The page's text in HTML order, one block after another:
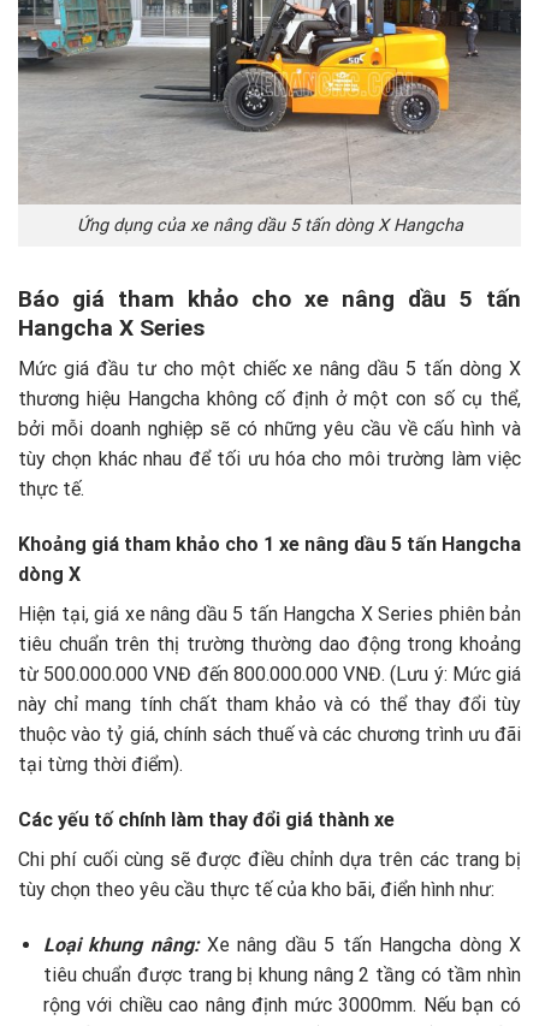
Ứng dụng của xe nâng dầu 5 tấn dòng X Hangcha
Báo giá tham khảo cho xe nâng dầu 5 tấn
Hangcha X Series
Mức giá đầu tư cho một chiếc xe nâng dầu 5 tấn dòng X
thương hiệu Hangcha không cố định ở một con số cụ thể,
bởi mỗi doanh nghiệp sẽ có những yêu cầu về cấu hình và
tùy chọn khác nhau để tối ưu hóa cho môi trường làm việc
thực tế.
Khoảng giá tham khảo cho 1 xe nâng dầu 5 tấn Hangcha
dòng X
Hiện tại, giá xe nâng dầu 5 tấn Hangcha X Series phiên bản
tiêu chuẩn trên thị trường thường dao động trong khoảng
từ 500.000.000 VNĐ đến 800.000.000 VNĐ. (Lưu ý: Mức giá
này chỉ mang tính chất tham khảo và có thể thay đổi tùy
thuộc vào tỷ giá, chính sách thuế và các chương trình ưu đãi
tại từng thời điểm).
Các yếu tố chính làm thay đổi giá thành xe
Chi phí cuối cùng sẽ được điều chỉnh dựa trên các trang bị
tùy chọn theo yêu cầu thực tế của kho bãi, điển hình như:
Loại khung nâng:Xe nâng dầu 5 tấn Hangcha dòng X
tiêu chuẩn được trang bị khung nâng 2 tầng có tầm nhìn
rộng với chiều cao nâng định mức 3000mm. Nếu bạn có